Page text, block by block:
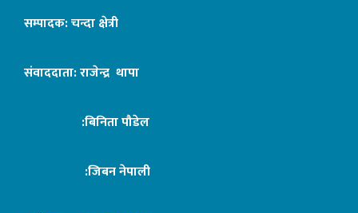
सम्पादक: चन्दा क्षेत्री
संवाददाता: राजेन्द्र थापा
:बिनिता पौडेल
:जिबन नेपाली